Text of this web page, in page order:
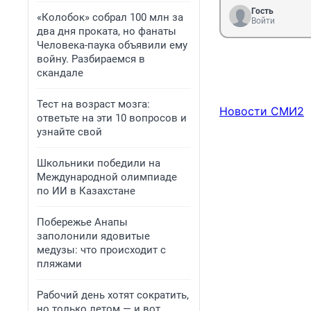
«Колобок» собрал 100 млн за
два дня проката, но фанаты
Человека-паука объявили ему
войну. Разбираемся в
скандале
Тест на возраст мозга:
ответьте на эти 10 вопросов и
узнайте свой
Школьники победили на
Международной олимпиаде
по ИИ в Казахстане
Побережье Анапы
заполонили ядовитые
медузы: что происходит с
пляжами
Рабочий день хотят сократить,
Гость
Войти
Новости СМИ2